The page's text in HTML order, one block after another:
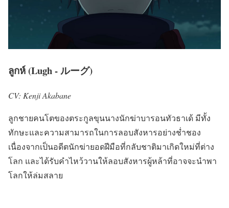
ลูกห์ (Lugh - ルーグ)
CV: Kenji Akabane
ลูกชายคนโตของตระกูลขุนนางนักฆ่าบารอนทัวธาเด้ มีทั้ง
ทักษะและความสามารถในการลอบสังหารอย่างช่ำชอง
เนื่องจากเป็นอดีตนักฆ่ายอดฝีมือที่กลับชาติมาเกิดใหม่ที่ต่าง
โลก และได้รับคำไหว้วานให้ลอบสังหารผู้หล้าที่อาจจะนำพา
โลกให้ล่มสลาย